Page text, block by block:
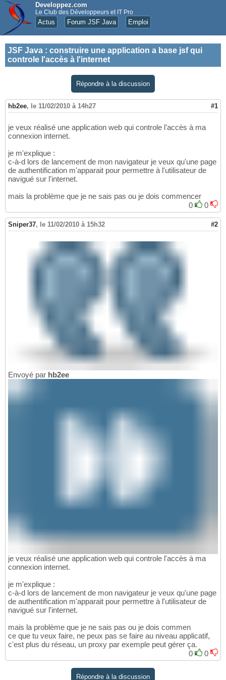
Developpez.com
Le Club des Développeurs et IT Pro
Actus Forum JSF Java Emploi
JSF Java : construire une application a base jsf qui
controle l'accès à l'internet
Répondre à la discussion
hb2ee, le 11/02/2010 à 14h27 #1
je veux réalisé une application web qui controle l'accès à ma
connexion internet.
je m'explique :
c-à-d lors de lancement de mon navigateur je veux qu'une page
de authentification m'apparait pour permettre à l'utilisateur de
navigué sur l'internet.
mais la problème que je ne sais pas ou je dois commencer
0
0
Sniper37, le 11/02/2010 à 15h32 #2
Envoyé par hb2ee
je veux réalisé une application web qui controle l'accès à ma
connexion internet.
je m'explique :
c-à-d lors de lancement de mon navigateur je veux qu'une page
de authentification m'apparait pour permettre à l'utilisateur de
navigué sur l'internet.
mais la problème que je ne sais pas ou je dois commen
ce que tu veux faire, ne peux pas se faire au niveau applicatif,
c'est plus du réseau, un proxy par exemple peut gérer ça.
0
0
Répondre à la discussion